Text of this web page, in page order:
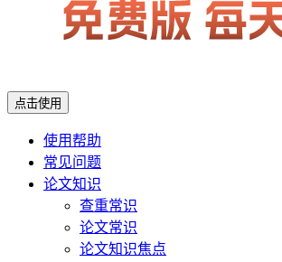
点击使用
使用帮助
常见问题
论文知识
查重常识
论文常识
论文知识焦点